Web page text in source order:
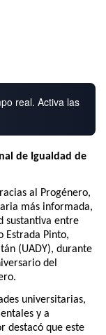
real. Activa las
de Igualdad de
al Progénero,
más informada,
sustantiva entre
Estrada Pinto,
(UADY), durante
del
universitarias,
y a
destacó que este